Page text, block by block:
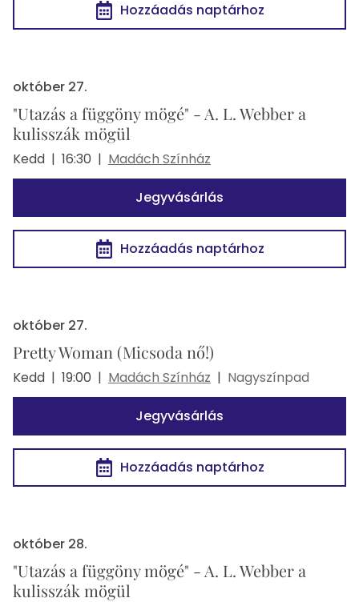
Hozzáadás naptárhoz
október 27.
"Utazás a függöny mögé" - A. L. Webber a
kulisszák mögül
Kedd | 16:30 | Madách Színház
Jegyvásárlás
Hozzáadás naptárhoz
október 27.
Pretty Woman (Micsoda nő!)
Kedd | 19:00 | Madách Színház | Nagyszínpad
Jegyvásárlás
Hozzáadás naptárhoz
október 28.
"Utazás a függöny mögé" - A. L. Webber a
kulisszák mögül